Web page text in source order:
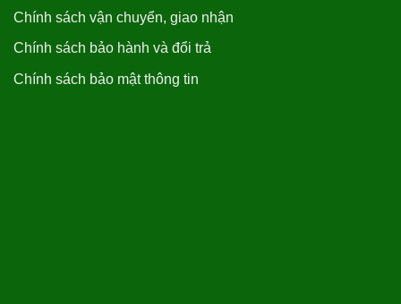
Chính sách vận chuyển, giao nhận
Chính sách bảo hành và đổi trả
Chính sách bảo mật thông tin